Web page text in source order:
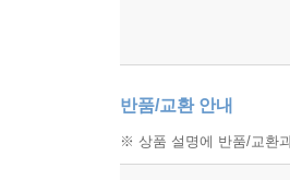
반품/교환 안내
※ 상품 설명에 반품/교환